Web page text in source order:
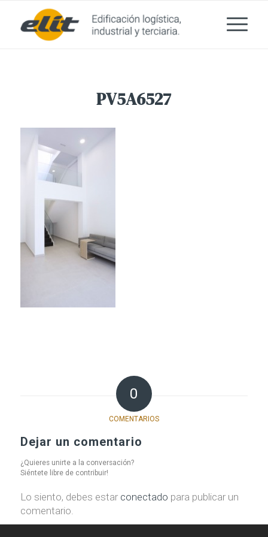
PV5A6527
0
COMENTARIOS
Dejar un comentario
¿Quieres unirte a la conversación?
Siéntete libre de contribuir!
Lo siento, debes estar conectado para publicar un
comentario.